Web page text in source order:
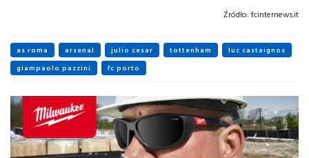
Źródło: fcinternews.it
as roma arsenal julio cesar tottenham
luc castaignos
giampaolo pazzini
fc porto